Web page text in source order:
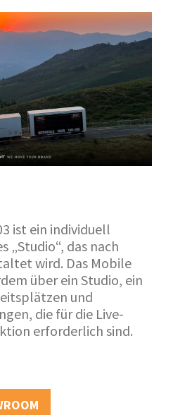
ist ein individuell
„Studio“, das nach
wird. Das Mobile
über ein Studio, ein
und
die für die Live-
erforderlich sind.